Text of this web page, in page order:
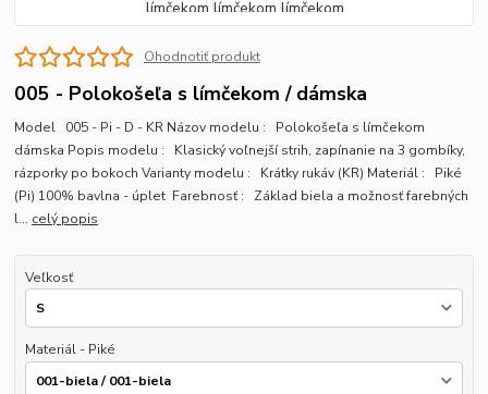
Ohodnotiť produkt
005 - Polokošeľa s límčekom / dámska
Model 005 - Pi - D - KR Názov modelu : Polokošeľa s límčekom
dámska Popis modelu : Klasický voľnejší strih, zapínanie na 3 gombíky,
rázporky po bokoch Varianty modelu : Krátky rukáv (KR) Materiál : Piké
(Pi) 100% bavlna - úplet Farebnosť : Základ biela a možnosť farebných
l... celý popis
Veľkosť
Materiál - Piké